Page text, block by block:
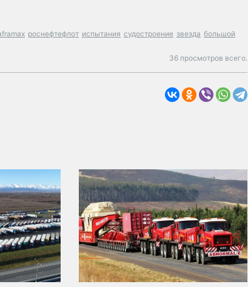
роснефтефлот испытания судостроение звезда большой
36 просмотров всего.